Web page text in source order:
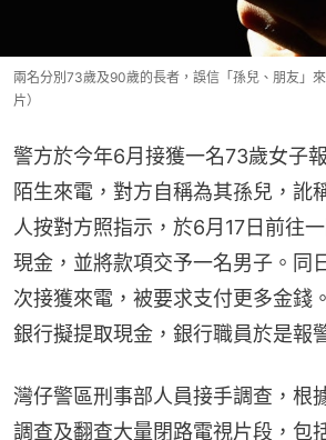
兩名分別73歲及90歲的長者，誤信「孫兒、朋友」
片）
警方於今年6月接獲一名73歲女子
陌生來電，對方自稱為其孫兒，訛
人按對方照指示，於6月17日前往
現金，並將款項交予一名男子。同
次接獲來電，被要求支付更多金錢
銀行擬提取現金，銀行職員於是報
灣仔警區刑事部人員接手調查，根
調查及翻查大量閉路電視片段，包